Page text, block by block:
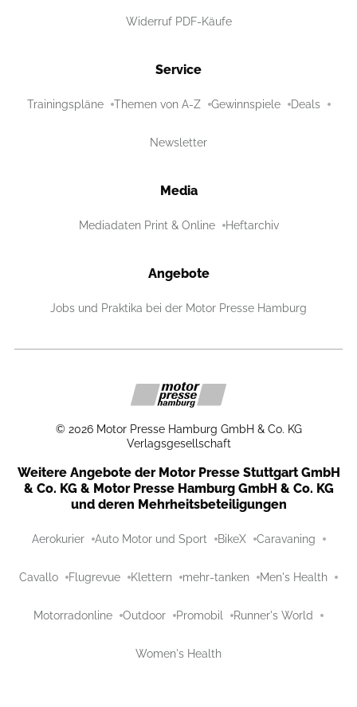
Widerruf PDF-Käufe
Service
Trainingspläne Themen von A-Z Gewinnspiele Deals
Newsletter
Media
Mediadaten Print & Online Heftarchiv
Angebote
Jobs und Praktika bei der Motor Presse Hamburg
© 2026 Motor Presse Hamburg GmbH & Co. KG
Verlagsgesellschaft
Weitere Angebote der Motor Presse Stuttgart GmbH
& Co. KG & Motor Presse Hamburg GmbH & Co. KG
und deren Mehrheitsbeteiligungen
Aerokurier Auto Motor und Sport BikeX Caravaning
Cavallo Flugrevue Klettern mehr-tanken Men's Health
Motorradonline Outdoor Promobil Runner's World
Women's Health